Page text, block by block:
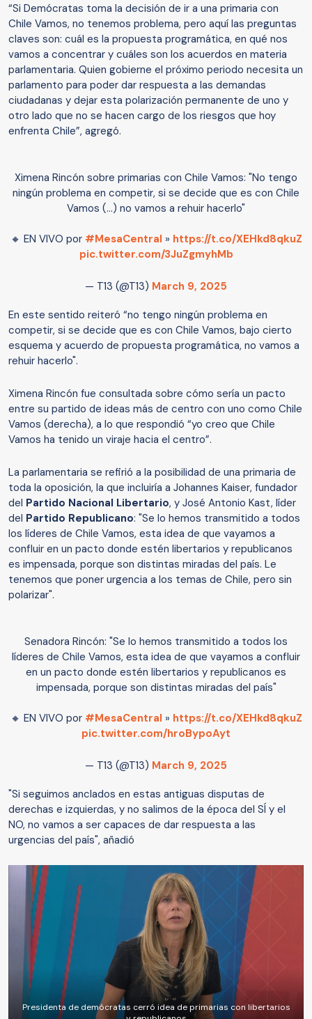
“Si Demócratas toma la decisión de ir a una primaria con
Chile Vamos, no tenemos problema, pero aquí las preguntas
claves son: cuál es la propuesta programática, en qué nos
vamos a concentrar y cuáles son los acuerdos en materia
parlamentaria. Quien gobierne el próximo periodo necesita un
parlamento para poder dar respuesta a las demandas
ciudadanas y dejar esta polarización permanente de uno y
otro lado que no se hacen cargo de los riesgos que hoy
enfrenta Chile”, agregó.
Ximena Rincón sobre primarias con Chile Vamos: "No tengo
ningún problema en competir, si se decide que es con Chile
Vamos (...) no vamos a rehuir hacerlo"
🔸 EN VIVO por #MesaCentral » https://t.co/XEHkd8qkuZ
pic.twitter.com/3JuZgmyhMb
— T13 (@T13) March 9, 2025
En este sentido reiteró “no tengo ningún problema en
competir, si se decide que es con Chile Vamos, bajo cierto
esquema y acuerdo de propuesta programática, no vamos a
rehuir hacerlo".
Ximena Rincón fue consultada sobre cómo sería un pacto
entre su partido de ideas más de centro con uno como Chile
Vamos (derecha), a lo que respondió “yo creo que Chile
Vamos ha tenido un viraje hacia el centro”.
La parlamentaria se refirió a la posibilidad de una primaria de
toda la oposición, la que incluiría a Johannes Kaiser, fundador
del Partido Nacional Libertario, y José Antonio Kast, líder
del Partido Republicano: "Se lo hemos transmitido a todos
los líderes de Chile Vamos, esta idea de que vayamos a
confluir en un pacto donde estén libertarios y republicanos
es impensada, porque son distintas miradas del país. Le
tenemos que poner urgencia a los temas de Chile, pero sin
polarizar".
Senadora Rincón: "Se lo hemos transmitido a todos los
líderes de Chile Vamos, esta idea de que vayamos a confluir
en un pacto donde estén libertarios y republicanos es
impensada, porque son distintas miradas del país"
🔸 EN VIVO por #MesaCentral » https://t.co/XEHkd8qkuZ
pic.twitter.com/hroBypoAyt
— T13 (@T13) March 9, 2025
"Si seguimos anclados en estas antiguas disputas de
derechas e izquierdas, y no salimos de la época del SÍ y el
NO, no vamos a ser capaces de dar respuesta a las
urgencias del país", añadió
Presidenta de demócratas cerró idea de primarias con libertarios